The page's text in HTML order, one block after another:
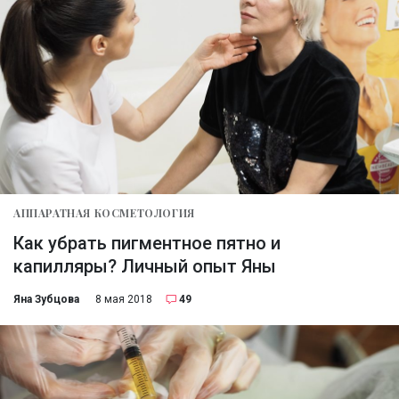
АППАРАТНАЯ КОСМЕТОЛОГИЯ
Как убрать пигментное пятно и
капилляры? Личный опыт Яны
Яна Зубцова 8 мая 2018 49